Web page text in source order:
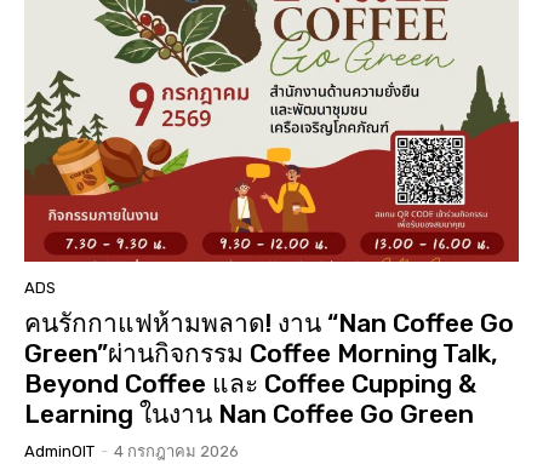
ADS
คนรักกาแฟห้ามพลาด! งาน “Nan Coffee Go
Green”ผ่านกิจกรรม Coffee Morning Talk,
Beyond Coffee และ Coffee Cupping &
Learning ในงาน Nan Coffee Go Green
AdminOIT - 4 กรกฎาคม 2026